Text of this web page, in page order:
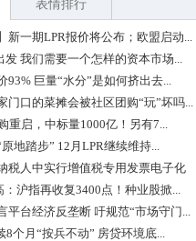
表情排行
新一期LPR报价将公布；欧盟启动...
发 我们需要一个怎样的资本市场...
93% 巨量“水分”是如何挤出去...
门口的菜摊会被社区团购“玩”坏吗...
重启，中标量1000亿！另有7...
地踏步” 12月LPR继续维持...
税人中实行增值税专用发票电子化
：沪指再收复3400点！种业股掀...
平台经济反垄断 吁规范“市场守门...
8个月“按兵不动” 房贷环境底...